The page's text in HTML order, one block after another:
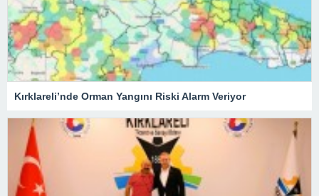
Kırklareli’nde Orman Yangını Riski Alarm Veriyor